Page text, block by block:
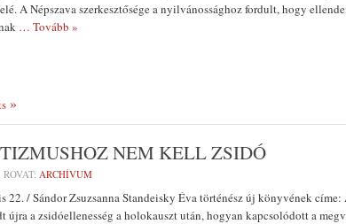
A Népszava szerkesztősége a nyilvánossághoz fordult, hogy
… Tovább »
NEM KELL ZSIDÓ
ROVAT: ARCHÍVUM
22. / Sándor Zsuzsanna Standeisky Éva történész új könyvének
újra a zsidóellenesség a holokauszt után, hogyan kapcsolódott a